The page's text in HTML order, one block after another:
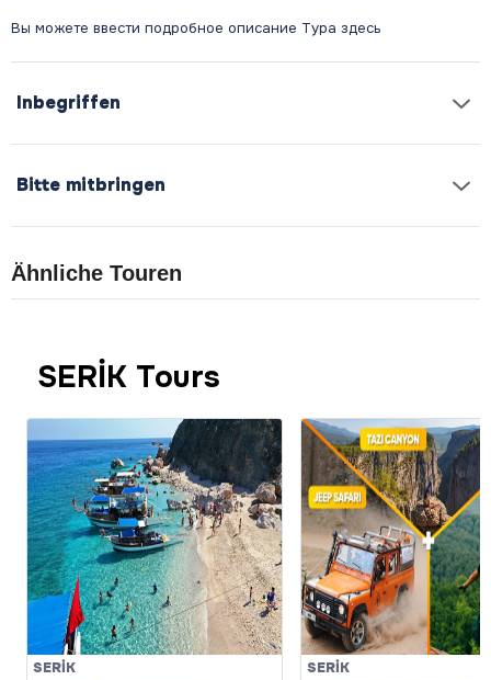
Inbegriffen
Bitte mitbringen
Ähnliche Touren
SERİK Tours
SERİK SERİK